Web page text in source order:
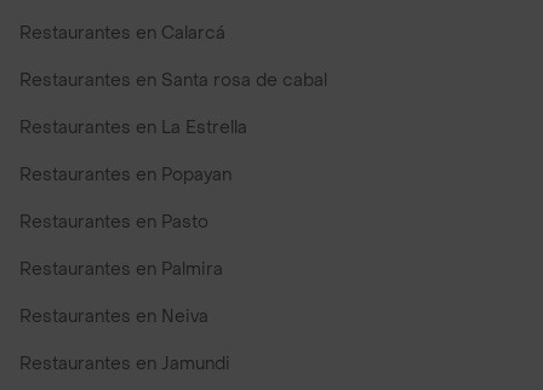
Restaurantes en Calarcá
Restaurantes en Santa rosa de cabal
Restaurantes en La Estrella
Restaurantes en Popayan
Restaurantes en Pasto
Restaurantes en Palmira
Restaurantes en Neiva
Restaurantes en Jamundi